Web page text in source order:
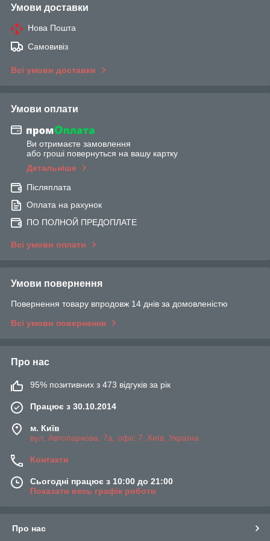
Умови доставки
Нова Пошта
Самовивіз
Всі умови доставки
Умови оплати
Ви отримаєте замовлення
або гроші повернуться на вашу картку
Детальніше
Післяплата
Оплата на рахунок
ПО ПОЛНОЙ ПРЕДОПЛАТЕ
Всі умови оплати
Умови повернення
Повернення товару впродовж 14 днів за домовленістю
Всі умови повернення
Про нас
95% позитивних з 473 відгуків за рік
Працює з 30.10.2014
м. Київ
вул. Автопаркова, 7а, офіс 7, Київ, Україна
Контакти
Сьогодні працює з 10:00 до 21:00
Показати весь графік роботи
Про нас